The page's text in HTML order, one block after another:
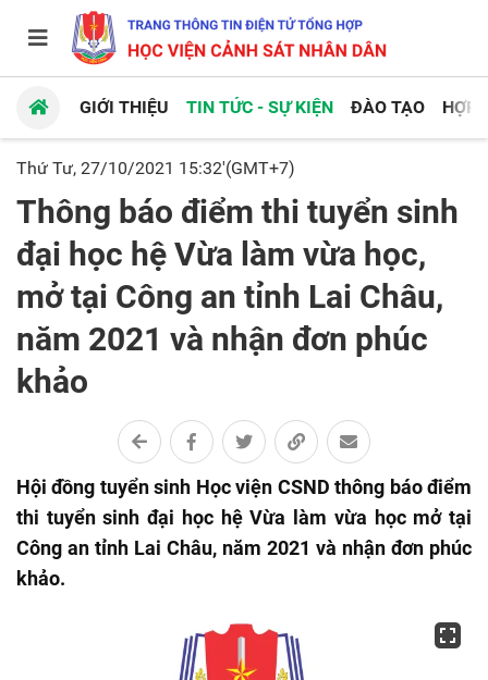
GIỚI THIỆU TIN TỨC - SỰ KIỆN ĐÀO TẠO HỢP
Thứ Tư, 27/10/2021 15:32'(GMT+7)
Thông báo điểm thi tuyển sinh
đại học hệ Vừa làm vừa học,
mở tại Công an tỉnh Lai Châu,
năm 2021 và nhận đơn phúc
khảo
Hội đồng tuyển sinh Học viện CSND thông báo điểm
thi tuyển sinh đại học hệ Vừa làm vừa học mở tại
Công an tỉnh Lai Châu, năm 2021 và nhận đơn phúc
khảo.